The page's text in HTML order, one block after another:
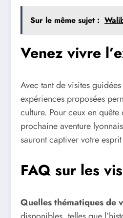
Sur le même sujet :
Venez vivre
Avec tant de visites
expériences proposées
culture. Pour ceux en quête
prochaine aventure
sauront captiver votre
FAQ sur les
Quelles thématiques de